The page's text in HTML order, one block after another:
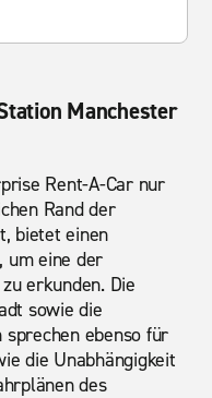
Manchester
Rent-A-Car nur
Rand der
bietet einen
um eine der
erkunden. Die
sowie die
ebenso für
die Unabhängigkeit
des